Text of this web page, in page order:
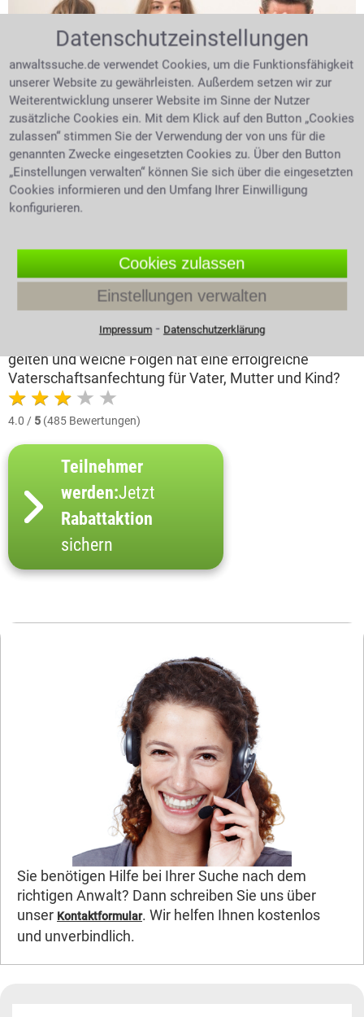
Expertentipp vom 05.08.2026
Anfechtung der Vaterschaft: Was
muss ich wissen?
Bestehen Zweifel an der biologischen Vaterschaft,
kann ein Vaterschaftstest Klarheit schaffen. Doch wer
darf einen solchen Test verlangen, wie wird er
durchgeführt und wer trägt die Kosten? Sind
heimliche Vaterschaftstests zulässig? Wer kann die
rechtliche Vaterschaft anfechten, welche Fristen
gelten und welche Folgen hat eine erfolgreiche
Vaterschaftsanfechtung für Vater, Mutter und Kind?
4.0 / 5 (485 Bewertungen)
Teilnehmer
werden:Jetzt
Rabattaktion
sichern
Sie benötigen Hilfe bei Ihrer Suche nach dem
richtigen Anwalt? Dann schreiben Sie uns über
unser Kontaktformular. Wir helfen Ihnen kostenlos
und unverbindlich.
Datenschutzeinstellungen
anwaltssuche.de verwendet Cookies, um die Funktionsfähigkeit
unserer Website zu gewährleisten. Außerdem setzen wir zur
Weiterentwicklung unserer Website im Sinne der Nutzer
zusätzliche Cookies ein. Mit dem Klick auf den Button „Cookies
zulassen“ stimmen Sie der Verwendung der von uns für die
genannten Zwecke eingesetzten Cookies zu. Über den Button
„Einstellungen verwalten“ können Sie sich über die eingesetzten
Cookies informieren und den Umfang Ihrer Einwilligung
konfigurieren.
Cookies zulassen
Einstellungen verwalten
Impressum⁃ Datenschutzerklärung